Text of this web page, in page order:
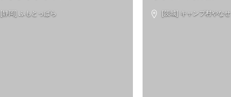
[静岡] ふもとっぱら [茨城] キャンプ村やなせ